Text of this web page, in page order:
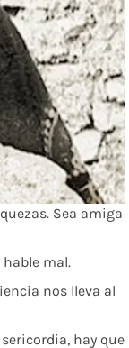
Sea amiga
mal.
nos lleva al
hay que